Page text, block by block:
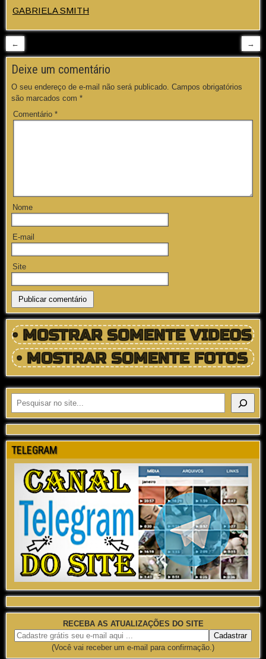
GABRIELA SMITH
← →
Deixe um comentário
O seu endereço de e-mail não será publicado. Campos obrigatórios
são marcados com *
Comentário *
Nome
E-mail
Site
TELEGRAM
RECEBA AS ATUALIZAÇÕES DO SITE
(Você vai receber um e-mail para confirmação.)